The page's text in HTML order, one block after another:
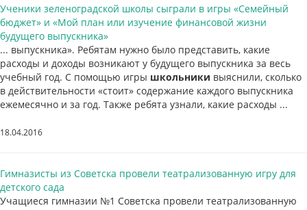
Ученики зеленоградской школы сыграли в игры «Семейный
бюджет» и «Мой план или изучение финансовой жизни
будущего выпускника»
... выпускника». Ребятам нужно было представить, какие
расходы и доходы возникают у будущего выпускника за весь
учебный год. С помощью игры школьники выяснили, сколько
в действительности «стоит» содержание каждого выпускника
ежемесячно и за год. Также ребята узнали, какие расходы ...
18.04.2016
Гимназисты из Советска провели театрализованную игру для
детского сада
Учащиеся гимназии №1 Советска провели театрализованную